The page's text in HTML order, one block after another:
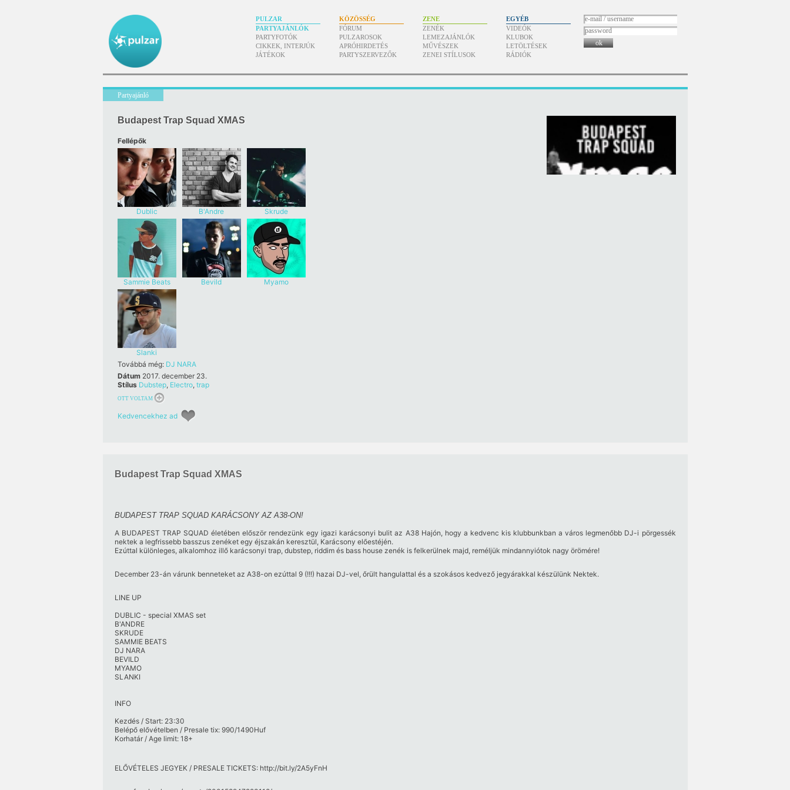
PULZAR
PARTYAJÁNLÓK
PARTYFOTÓK
CIKKEK, INTERJÚK
JÁTÉKOK
KÖZÖSSÉG
FÓRUM
PULZAROSOK
APRÓHIRDETÉS
PARTYSZERVEZŐK
ZENE
ZENÉK
LEMEZAJÁNLÓK
MŰVÉSZEK
ZENEI STÍLUSOK
EGYÉB
VIDEÓK
KLUBOK
LETÖLTÉSEK
RÁDIÓK
ok
Partyajánló
Budapest Trap Squad XMAS
Fellépők
Dublic B'Andre Skrude
Sammie Beats Bevild Myamo
Slanki
Továbbá még: DJ NARA
Dátum 2017. december 23.
Stílus Dubstep, Electro, trap
OTT VOLTAM
Kedvencekhez ad
Budapest Trap Squad XMAS
BUDAPEST TRAP SQUAD KARÁCSONY AZ A38-ON!
A BUDAPEST TRAP SQUAD életében először rendezünk egy igazi karácsonyi bulit az A38 Hajón, hogy a kedvenc kis klubbunkban a város legmenőbb DJ-i pörgessék
nektek a legfrissebb basszus zenéket egy éjszakán keresztül, Karácsony előestéjén.
Ezúttal különleges, alkalomhoz illő karácsonyi trap, dubstep, riddim és bass house zenék is felkerülnek majd, reméljük mindannyiótok nagy örömére!
December 23-án várunk benneteket az A38-on ezúttal 9 (!!!) hazai DJ-vel, őrült hangulattal és a szokásos kedvező jegyárakkal készülünk Nektek.
LINE UP
DUBLIC - special XMAS set
B'ANDRE
SKRUDE
SAMMIE BEATS
DJ NARA
BEVILD
MYAMO
SLANKI
INFO
Kezdés / Start: 23:30
Belépő elővételben / Presale tix: 990/1490Huf
Korhatár / Age limit: 18+
ELŐVÉTELES JEGYEK / PRESALE TICKETS:http:/​/​bit.ly/​2A5yFnH